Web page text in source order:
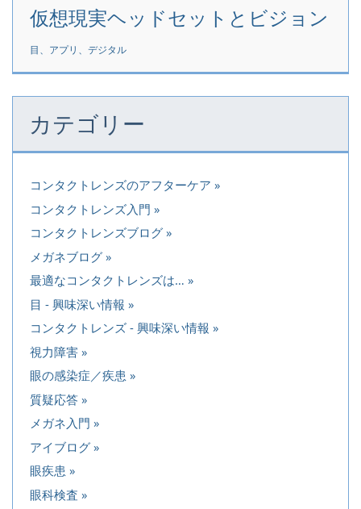
仮想現実ヘッドセットとビジョン
目、アプリ、デジタル
カテゴリー
コンタクトレンズのアフターケア
コンタクトレンズ入門
コンタクトレンズブログ
メガネブログ
最適なコンタクトレンズは…
目 - 興味深い情報
コンタクトレンズ - 興味深い情報
視力障害
眼の感染症／疾患
質疑応答
メガネ入門
アイブログ
眼疾患
眼科検査